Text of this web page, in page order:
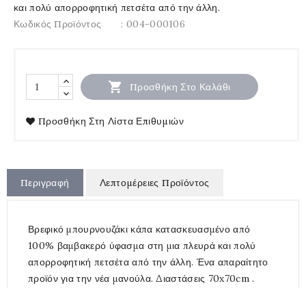
και πολύ απορροφητική πετσέτα από την άλλη.
Κωδικός Προϊόντος
: 004-000106
 Προσθήκη Στο Καλάθι
Προσθήκη Στη Λίστα Επιθυμιών
Περιγραφή Λεπτομέρειες Προϊόντος
Βρεφικό μπουρνουζάκι κάπα κατασκευασμένο από
100% βαμβακερό ύφασμα στη μια πλευρά και πολύ
απορροφητική πετσέτα από την άλλη. Ένα απαραίτητο
προϊόν για την νέα μανούλα. Διαστάσεις 70x70cm .